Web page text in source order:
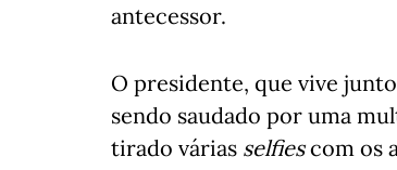
antecessor.
O presidente, que vive
sendo saudado por uma
tirado várias selfiescom os